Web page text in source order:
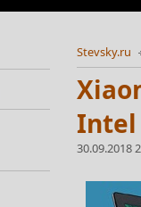
Stevsky.ru
Intel
30.09.2018